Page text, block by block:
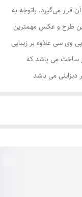
می‌گیرد. باتوجه به
طرح و عکس مهمترین
اصل در انتخاب می باشد ، استفاده از قاب های rx پی وی سی علاوه بر زیبایی
ساخت می باشد که
می باشد